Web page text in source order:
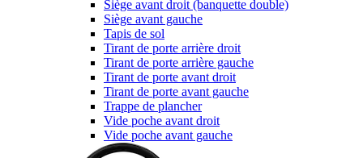
Siège avant droit (banquette double)
Siège avant gauche
Tapis de sol
Tirant de porte arrière droit
Tirant de porte arrière gauche
Tirant de porte avant droit
Tirant de porte avant gauche
Trappe de plancher
Vide poche avant droit
Vide poche avant gauche